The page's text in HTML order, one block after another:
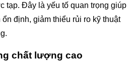
tạp. Đây là yếu tố quan trọng giúp
định, giảm thiểu rủi ro kỹ thuật
chất lượng cao